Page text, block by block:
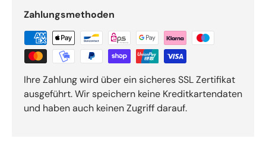
Zahlungsmethoden
Ihre Zahlung wird über ein sicheres SSL Zertifikat
ausgeführt. Wir speichern keine Kreditkartendaten
und haben auch keinen Zugriff darauf.